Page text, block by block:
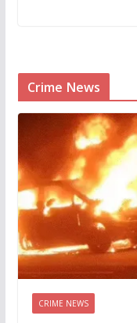
Crime News
CRIME NEWS